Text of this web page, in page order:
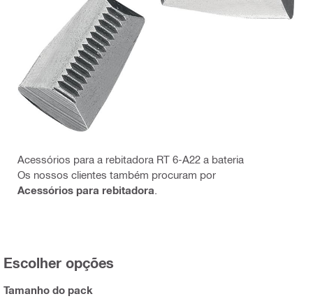
Acessórios para a rebitadora RT 6-A22 a bateria
Os nossos clientes também procuram por
Acessórios para rebitadora
Escolher opções
Tamanho do pack